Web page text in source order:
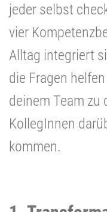
jeder selbst
vier
Alltag integriert
die Fragen
deinem Team zu
KollegInnen
kommen.